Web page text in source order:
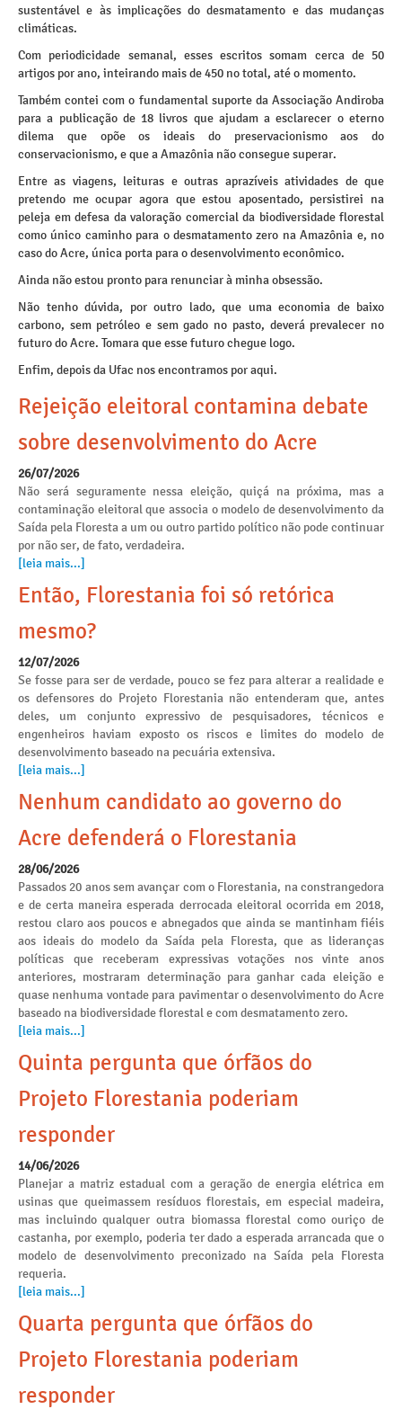
sustentável e às implicações do desmatamento e das mudanças
climáticas.
Com periodicidade semanal, esses escritos somam cerca de 50
artigos por ano, inteirando mais de 450 no total, até o momento.
Também contei com o fundamental suporte da Associação Andiroba
para a publicação de 18 livros que ajudam a esclarecer o eterno
dilema que opõe os ideais do preservacionismo aos do
conservacionismo, e que a Amazônia não consegue superar.
Entre as viagens, leituras e outras aprazíveis atividades de que
pretendo me ocupar agora que estou aposentado, persistirei na
peleja em defesa da valoração comercial da biodiversidade florestal
como único caminho para o desmatamento zero na Amazônia e, no
caso do Acre, única porta para o desenvolvimento econômico.
Ainda não estou pronto para renunciar à minha obsessão.
Não tenho dúvida, por outro lado, que uma economia de baixo
carbono, sem petróleo e sem gado no pasto, deverá prevalecer no
futuro do Acre. Tomara que esse futuro chegue logo.
Enfim, depois da Ufac nos encontramos por aqui.
Rejeição eleitoral contamina debate
sobre desenvolvimento do Acre
26/07/2026
Não será seguramente nessa eleição, quiçá na próxima, mas a
contaminação eleitoral que associa o modelo de desenvolvimento da
Saída pela Floresta a um ou outro partido político não pode continuar
por não ser, de fato, verdadeira.
[leia mais...]
Então, Florestania foi só retórica
mesmo?
12/07/2026
Se fosse para ser de verdade, pouco se fez para alterar a realidade e
os defensores do Projeto Florestania não entenderam que, antes
deles, um conjunto expressivo de pesquisadores, técnicos e
engenheiros haviam exposto os riscos e limites do modelo de
desenvolvimento baseado na pecuária extensiva.
[leia mais...]
Nenhum candidato ao governo do
Acre defenderá o Florestania
28/06/2026
Passados 20 anos sem avançar com o Florestania, na constrangedora
e de certa maneira esperada derrocada eleitoral ocorrida em 2018,
restou claro aos poucos e abnegados que ainda se mantinham fiéis
aos ideais do modelo da Saída pela Floresta, que as lideranças
políticas que receberam expressivas votações nos vinte anos
anteriores, mostraram determinação para ganhar cada eleição e
quase nenhuma vontade para pavimentar o desenvolvimento do Acre
baseado na biodiversidade florestal e com desmatamento zero.
[leia mais...]
Quinta pergunta que órfãos do
Projeto Florestania poderiam
responder
14/06/2026
Planejar a matriz estadual com a geração de energia elétrica em
usinas que queimassem resíduos florestais, em especial madeira,
mas incluindo qualquer outra biomassa florestal como ouriço de
castanha, por exemplo, poderia ter dado a esperada arrancada que o
modelo de desenvolvimento preconizado na Saída pela Floresta
requeria.
[leia mais...]
Quarta pergunta que órfãos do
Projeto Florestania poderiam
responder